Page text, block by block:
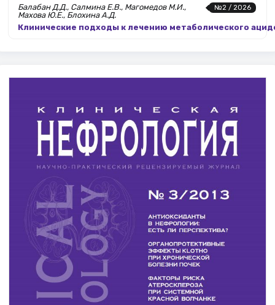
№2 / 2026
Балабан Д.Д., Салмина Е.В., Магомедов М.И.,
Махова Ю.Е., Блохина А.Д.
Клинические подходы к лечению метаболического